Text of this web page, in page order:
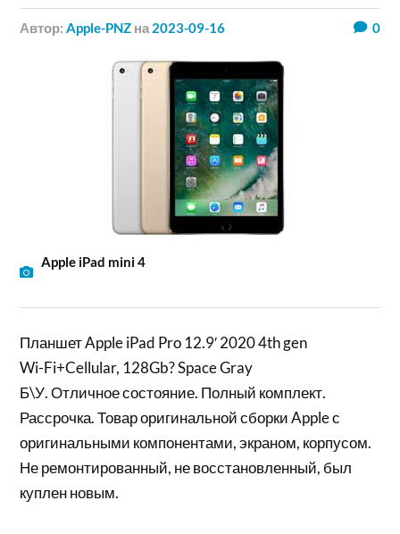
Автор:Apple-PNZ на 2023-09-16 0
Apple iPad mini 4
Планшет Apple iPad Pro 12.9′ 2020 4th gen
Wi-Fi+Cellular, 128Gb? Space Gray
Б\У. Отличное состояние. Полный комплект.
Рассрочка. Товар оригинальной сборки Apple с
оригинальными компонентами, экраном, корпусом.
Не ремонтированный, не восстановленный, был
куплен новым.